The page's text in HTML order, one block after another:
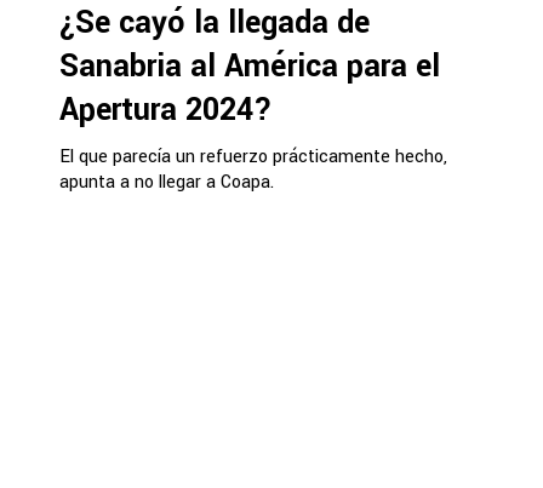
¿Se cayó la llegada de
Sanabria al América para el
Apertura 2024?
El que parecía un refuerzo prácticamente hecho,
apunta a no llegar a Coapa.